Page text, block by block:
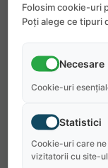
at the
Folosim cookie-uri
Poți alege ce tipuri
Necesare
Cookie-uri
Statistici
Cookie-uri care
vizitatorii cu site-